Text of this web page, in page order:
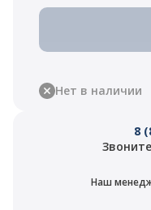
Нет в наличии
8
Наш